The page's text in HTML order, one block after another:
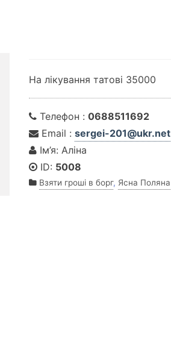
На лікування татові 35000
Телефон : 0688511692
Email : sergei-201@ukr.net
Ім’я: Аліна
ID: 5008
Взяти гроші в борг, Ясна Поляна